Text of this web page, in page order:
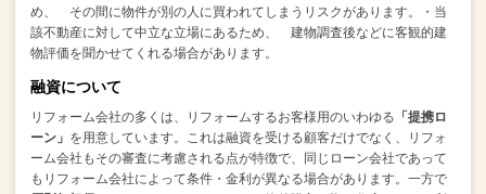
め、
その間に物件が別の人に買われてしまうリスクがあります。
・当
該不動産に対して中立な立場にあるため、
建物調査後などに客観的建
物評価を聞かせてくれる場合があります。
融資について
リフォーム会社の多くは、リフォームするお客様用のいわゆる 「提携ロ
ーン」 を用意しています。
これは融資を受ける顧客だけでなく、リフォ
ーム会社もその審査に考慮される点が特徴で、 同じローン会社であって
もリフォーム会社によって条件・金利が異なる場合があります。 一方で